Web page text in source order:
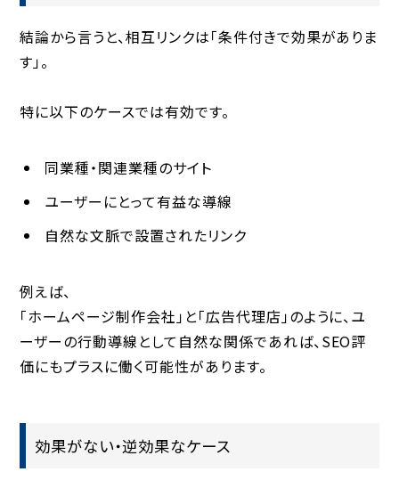
結論から言うと、相互リンクは「条件付きで効果がありま
す」。
特に以下のケースでは有効です。
同業種・関連業種のサイト
ユーザーにとって有益な導線
自然な文脈で設置されたリンク
例えば、
「ホームページ制作会社」と「広告代理店」のように、ユ
ーザーの行動導線として自然な関係であれば、SEO評
価にもプラスに働く可能性があります。
効果がない・逆効果なケース